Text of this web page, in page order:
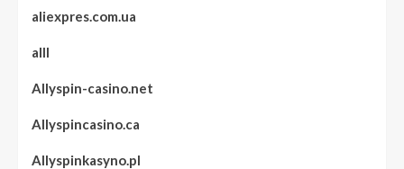
aliexpres.com.ua
alll
Allyspin-casino.net
Allyspincasino.ca
Allyspinkasyno.pl